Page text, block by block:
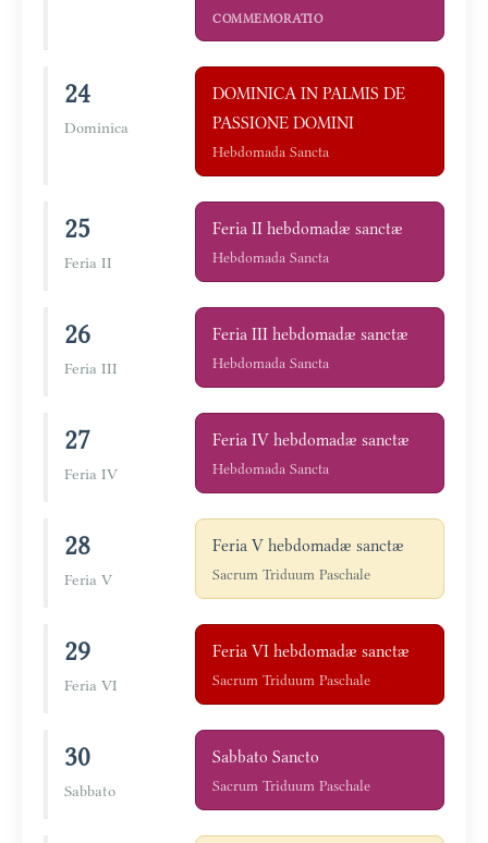
COMMEMORATIO
24
Dominica
DOMINICA IN PALMIS DE
PASSIONE DOMINI
Hebdomada Sancta
25
Feria II
Feria II hebdomadæ sanctæ
Hebdomada Sancta
26
Feria III
Feria III hebdomadæ sanctæ
Hebdomada Sancta
27
Feria IV
Feria IV hebdomadæ sanctæ
Hebdomada Sancta
28
Feria V
Feria V hebdomadæ sanctæ
Sacrum Triduum Paschale
29
Feria VI
Feria VI hebdomadæ sanctæ
Sacrum Triduum Paschale
30
Sabbato
Sabbato Sancto
Sacrum Triduum Paschale